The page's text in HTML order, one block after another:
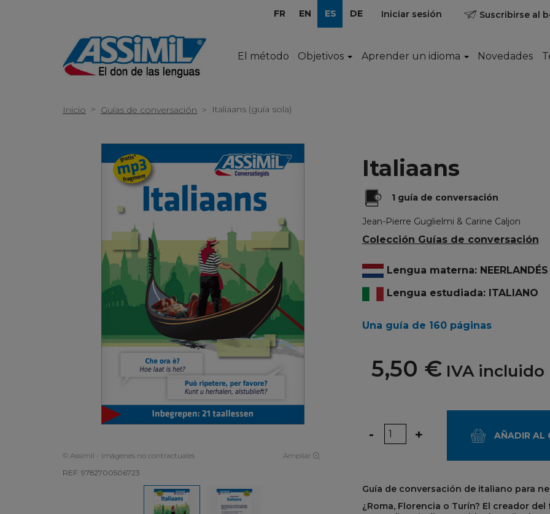
FR EN ES DE Iniciar sesión Suscribirse al
El método Objetivos Aprender un idioma Novedades
Inicio > Guías de conversación > Italiaans (guía sola)
© Assimil - imágenes no contractuales
Ampliar
REF: 9782700506723
Italiaans
1 guía de conversación
Jean-Pierre Guglielmi & Carine Caljon
Colección Guías de conversación
Lengua materna: NEERLANDÉS
Lengua estudiada: ITALIANO
Una guía de 160 páginas
5,50 €IVA incluido
Cantidad
- + AÑADIR AL
Guía de conversación de italiano para
¿Roma, Florencia o Turín? El creador